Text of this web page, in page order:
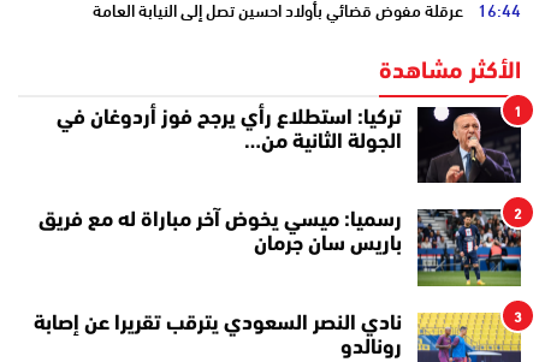
16:44 عرقلة مفوض قضائي بأولاد احسين تصل إلى النيابة العامة
الأكثر مشاهدة
1
تركيا: استطلاع رأي يرجح فوز أردوغان في
الجولة الثانية من…
2
رسميا: ميسي يخوض آخر مباراة له مع فريق
باريس سان جرمان
3
نادي النصر السعودي يترقب تقريرا عن إصابة
رونالدو